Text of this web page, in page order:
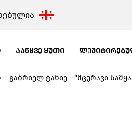
ᲐᲐᲬᲧᲕᲔ ᲧᲣᲗᲘ
გაბრიელ ტანიე - "მცურავი